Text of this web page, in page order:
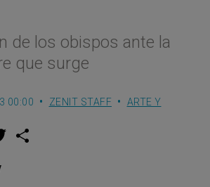
de los obispos ante la
que surge
00:00 ZENIT STAFF
ARTE Y
w